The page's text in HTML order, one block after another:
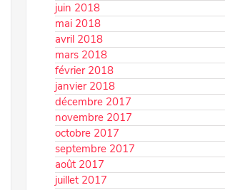
juin 2018
mai 2018
avril 2018
mars 2018
février 2018
janvier 2018
décembre 2017
novembre 2017
octobre 2017
septembre 2017
août 2017
juillet 2017